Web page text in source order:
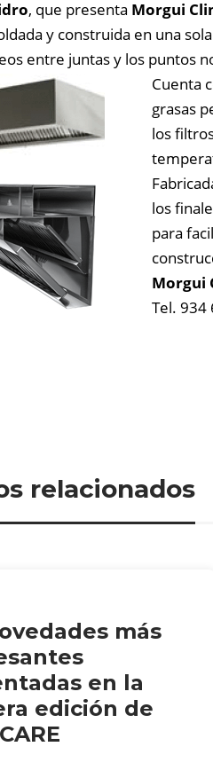
, que presenta Morgui
y construida en una
entre juntas y los puntos
Cuenta
grasas
los
los
para
Morgui
Tel.
relacionados
más
en la
edición de